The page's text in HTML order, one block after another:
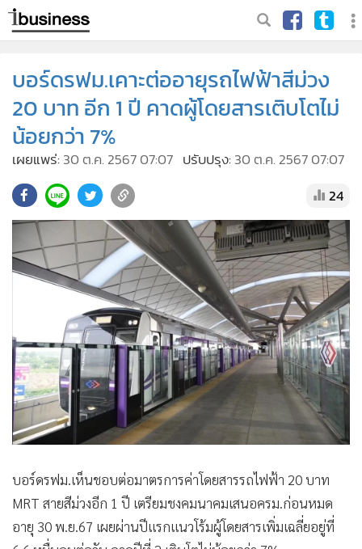
บอร์ดรฟม.เคาะต่ออายุรถไฟฟ้าสีม่วง
20 บาท อีก 1 ปี คาดผู้โดยสารเติบโตไม่
น้อยกว่า 7%
เผยแพร่: 30 ต.ค. 2567 07:07 ปรับปรุง: 30 ต.ค. 2567 07:07
24
บอร์ดรฟม.เห็นชอบต่อมาตรการค่าโดยสารรถไฟฟ้า 20 บาท
MRT สายสีม่วงอีก 1 ปี เตรียมชงคมนาคมเสนอครม.ก่อนหมด
อายุ 30 พ.ย.67 เผยผ่านปีแรกแนวโร้มผู้โดยสารเพิ่มเฉลี่ยอยู่ที่